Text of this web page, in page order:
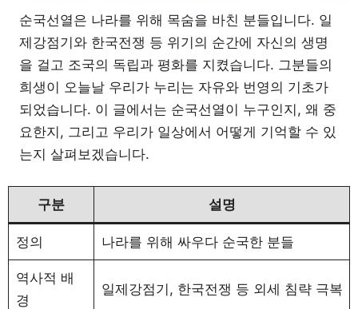
순국선열은 나라를 위해 목숨을 바친 분들입니다. 일
제강점기와 한국전쟁 등 위기의 순간에 자신의 생명
을 걸고 조국의 독립과 평화를 지켰습니다. 그분들의
희생이 오늘날 우리가 누리는 자유와 번영의 기초가
되었습니다. 이 글에서는 순국선열이 누구인지, 왜 중
요한지, 그리고 우리가 일상에서 어떻게 기억할 수 있
는지 살펴보겠습니다.
구분 설명
정의 나라를 위해 싸우다 순국한 분들
역사적 배
경
일제강점기, 한국전쟁 등 외세 침략 극복